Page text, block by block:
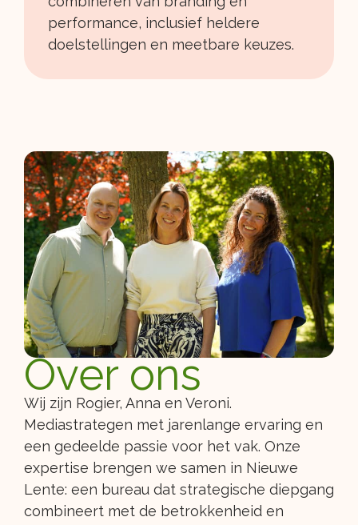
performance, inclusief heldere
doelstellingen en meetbare keuzes.
Over ons
Wij zijn Rogier, Anna en Veroni.
Mediastrategen met jarenlange ervaring en
een gedeelde passie voor het vak. Onze
expertise brengen we samen in Nieuwe
Lente: een bureau dat strategische diepgang
combineert met de betrokkenheid en